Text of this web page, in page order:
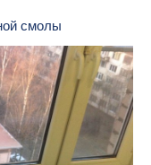
смолы